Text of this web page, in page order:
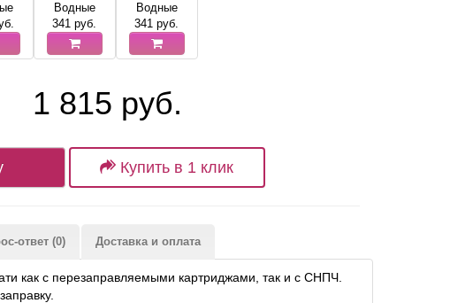
Водные
341 руб.
Водные
341 руб.
1 815 руб.
Купить в 1 клик
ответ (0) Доставка и оплата
как с перезаправляемыми картриджами, так и с СНПЧ.